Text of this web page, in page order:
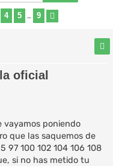
94 5 … 9
oficial
vayamos poniendo
que las saquemos de
97 100 102 104 106 108
si no has metido tu